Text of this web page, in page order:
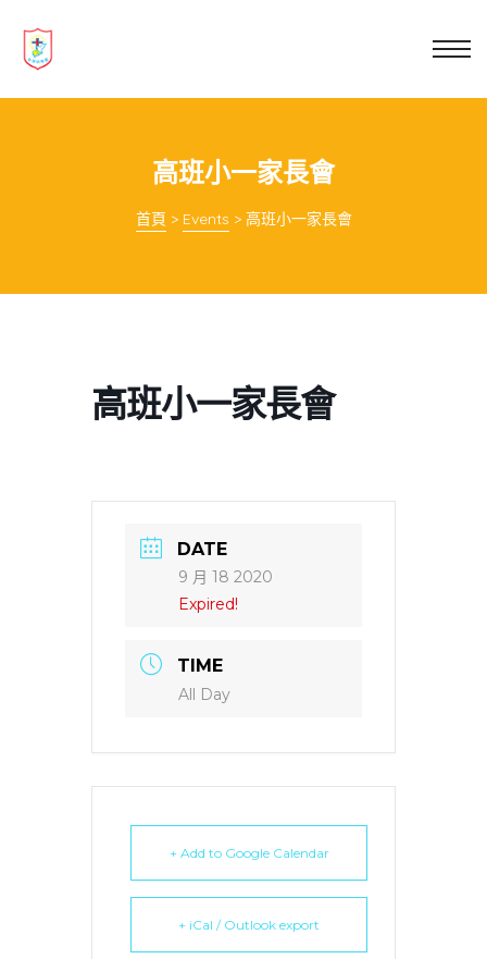
高班小一家長會
首頁 > Events > 高班小一家長會
高班小一家長會
DATE
9 月 18 2020
Expired!
TIME
All Day
+ Add to Google Calendar
+ iCal / Outlook export
教育